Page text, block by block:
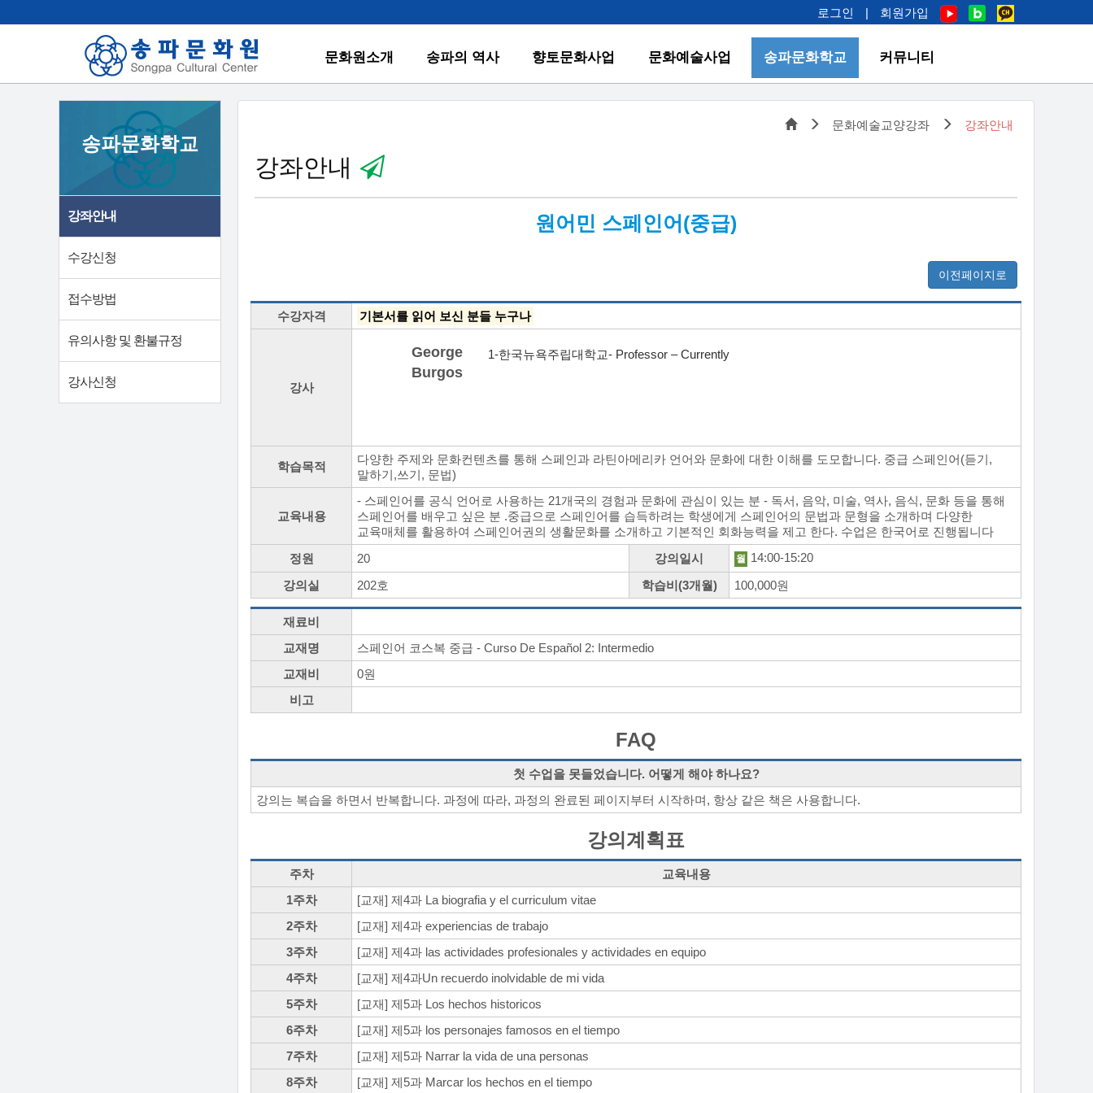
로그인 | 회원가입
문화원소개 송파의 역사 향토문화사업 문화예술사업 송파문화학교 커뮤니티
송파문화학교
강좌안내
수강신청
접수방법
유의사항 및 환불규정
강사신청
문화예술교양강좌 강좌안내
강좌안내
원어민 스페인어(중급)
이전페이지로
수강자격 기본서를 읽어 보신 분들 누구나
강사
George
Burgos
1-한국뉴욕주립대학교- Professor – Currently
학습목적
다양한 주제와 문화컨텐츠를 통해 스페인과 라틴아메리카 언어와 문화에 대한 이해를 도모합니다. 중급 스페인어(듣기,
말하기,쓰기, 문법)
교육내용
- 스페인어를 공식 언어로 사용하는 21개국의 경험과 문화에 관심이 있는 분 - 독서, 음악, 미술, 역사, 음식, 문화 등을 통해
스페인어를 배우고 싶은 분 .중급으로 스페인어를 습득하려는 학생에게 스페인어의 문법과 문형을 소개하며 다양한
교육매체를 활용하여 스페인어권의 생활문화를 소개하고 기본적인 회화능력을 제고 한다. 수업은 한국어로 진행됩니다
정원
20 강의일시 월 14:00-15:20
강의실
202호 학습비(3개월) 100,000원
재료비
교재명
스페인어 코스복 중급 - Curso De Español 2: Intermedio
교재비
0원
비고
FAQ
첫 수업을 못들었습니다. 어떻게 해야 하나요?
강의는 복습을 하면서 반복합니다. 과정에 따라, 과정의 완료된 페이지부터 시작하며, 항상 같은 책은 사용합니다.
강의계획표
주차
교육내용
1주차
[교재] 제4과 La biografia y el curriculum vitae
2주차
[교재] 제4과 experiencias de trabajo
3주차
[교재] 제4과 las actividades profesionales y actividades en equipo
4주차
[교재] 제4과Un recuerdo inolvidable de mi vida
5주차
[교재] 제5과 Los hechos historicos
6주차
[교재] 제5과 los personajes famosos en el tiempo
7주차
[교재] 제5과 Narrar la vida de una personas
8주차
[교재] 제5과 Marcar los hechos en el tiempo